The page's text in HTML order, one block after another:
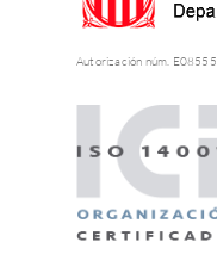
Autorización núm.